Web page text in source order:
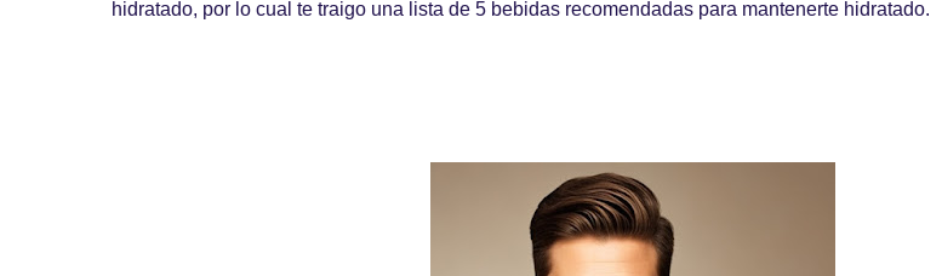
hidratado, por lo cual te traigo una lista de 5 bebidas recomendadas para mantenerte hidratado.